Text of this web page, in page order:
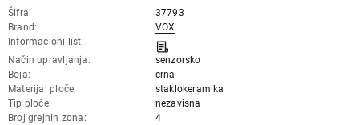
Šifra
37793
Brand
VOX
Informacioni list
Način upravljanja
senzorsko
Boja
crna
Materijal ploče
staklokeramika
Tip ploče
nezavisna
Broj grejnih zona
4